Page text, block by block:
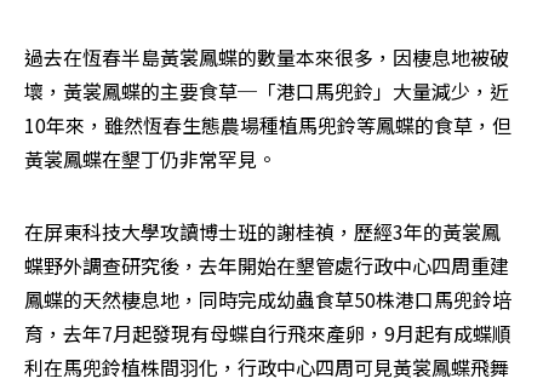
過去在恆春半島黃裳鳳蝶的數量本來很多，因棲息地被破
壞，黃裳鳳蝶的主要食草─「港口馬兜鈴」大量減少，近
10年來，雖然恆春生態農場種植馬兜鈴等鳳蝶的食草，但
黃裳鳳蝶在墾丁仍非常罕見。
在屏東科技大學攻讀博士班的謝桂禎，歷經3年的黃裳鳳
蝶野外調查研究後，去年開始在墾管處行政中心四周重建
鳳蝶的天然棲息地，同時完成幼蟲食草50株港口馬兜鈴培
育，去年7月起發現有母蝶自行飛來產卵，9月起有成蝶順
利在馬兜鈴植株間羽化，行政中心四周可見黃裳鳳蝶飛舞